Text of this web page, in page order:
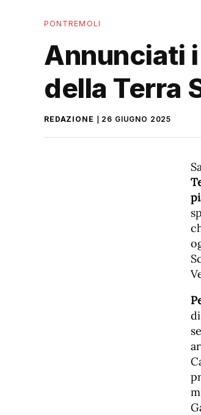
PONTREMOLI
Annunciati
della Terra
REDAZIONE 26 GIUGNO 2025
di